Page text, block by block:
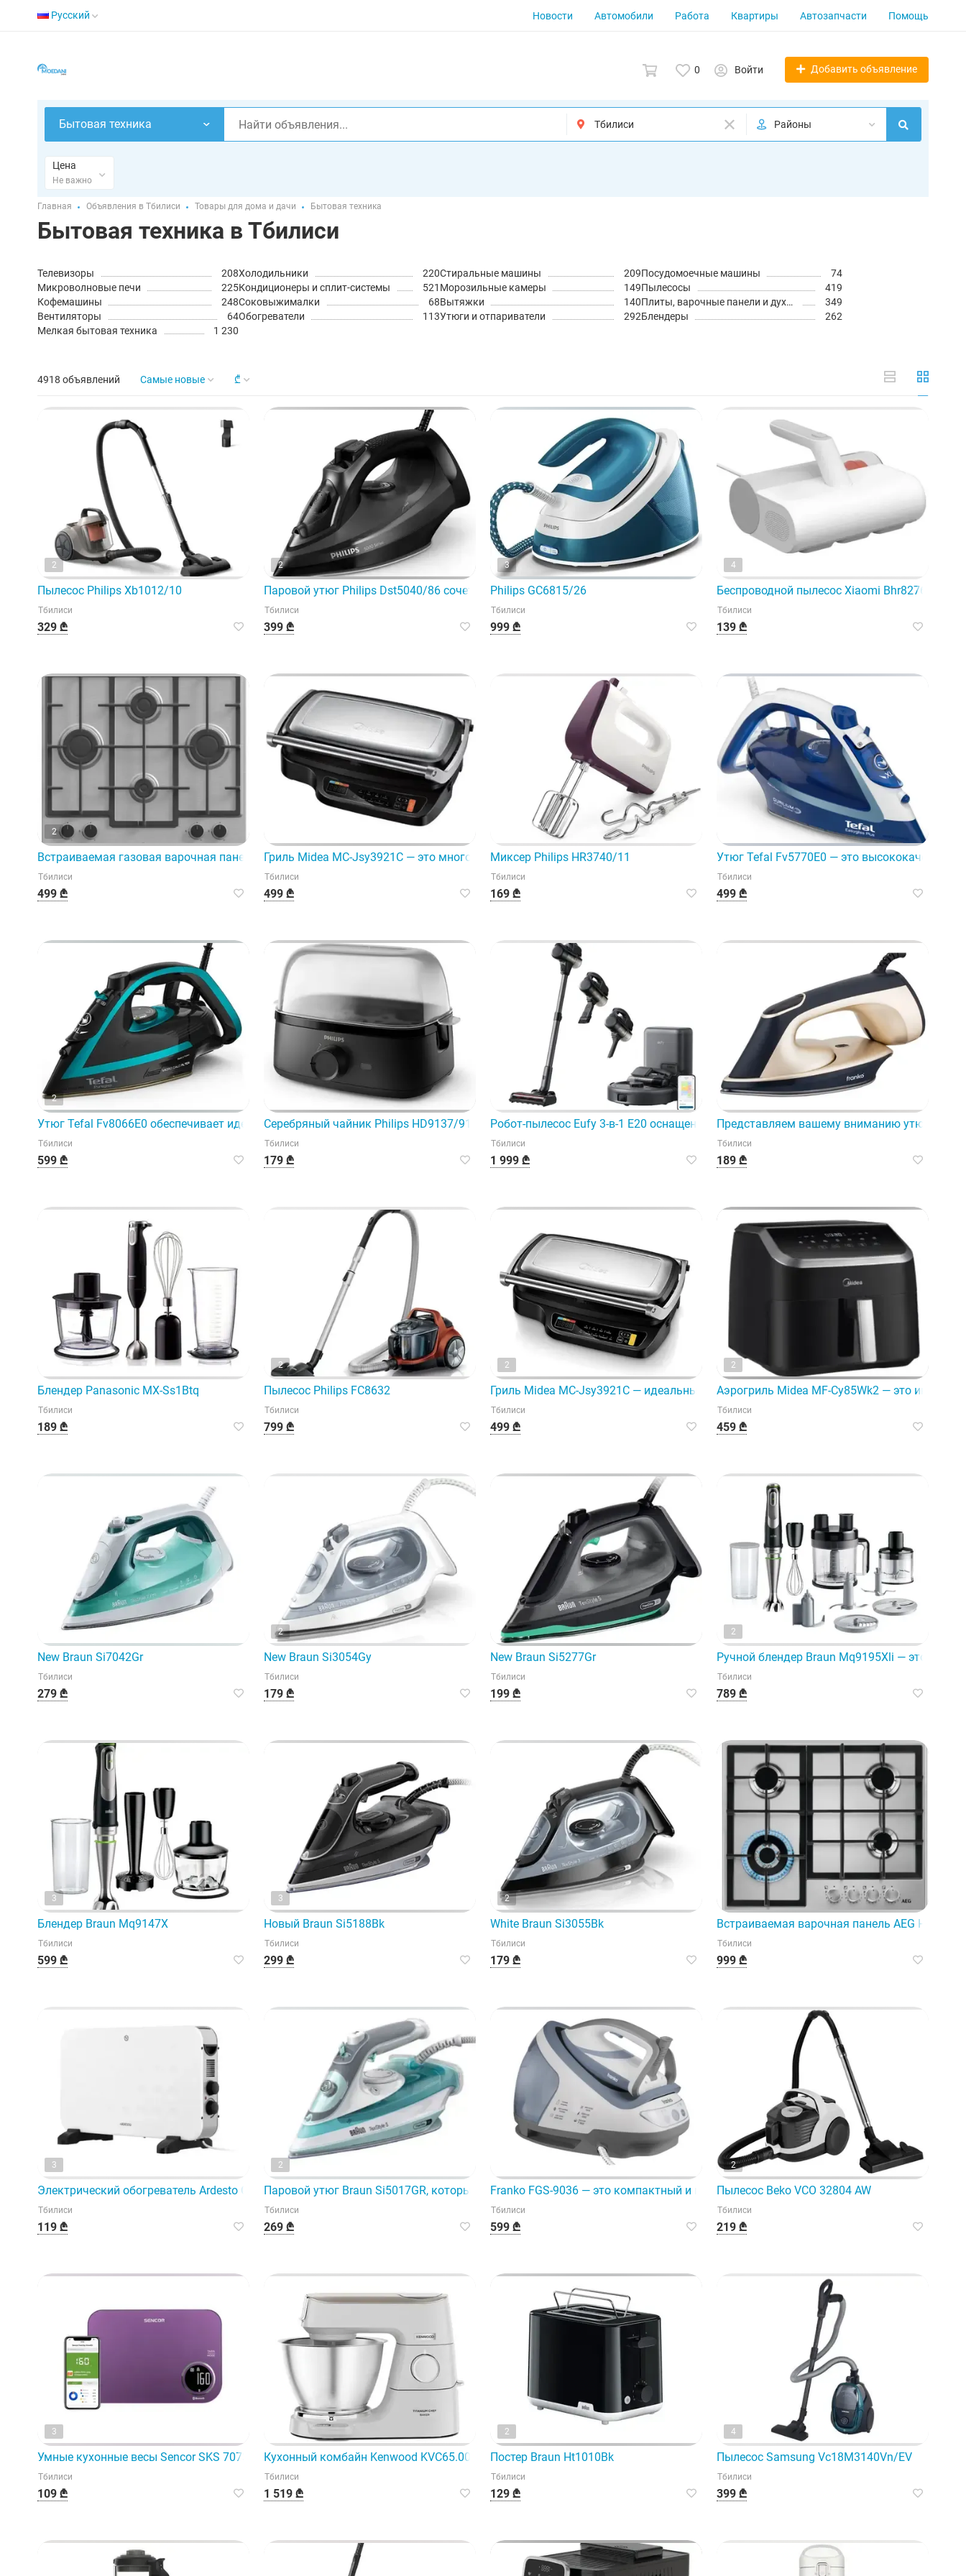
Русский Новости Автомобили Работа Квартиры Автозапчасти Помощь
0 Войти Добавить объявление
Бытовая техника Районы
Цена
Не важно
Главная Объявления в Тбилиси Товары для дома и дачи Бытовая техника
Бытовая техника в Тбилиси
Телевизоры 208Холодильники 220Стиральные машины 209Посудомоечные машины
74
Микроволновые печи
225Кондиционеры и сплит-системы 521 Морозильные камеры 149Пылесосы
419
Кофемашины
248Соковыжималки 68Вытяжки 140 Плиты, варочные панели и духовые шкафы
349
Вентиляторы
64Обогреватели 113Утюги и отпариватели 292Блендеры
262
Мелкая бытовая техника
1 230
4918 объявлений Самые новые ₾
2
Пылесос Philips Xb1012/10
Тбилиси
329 ₾
2
Паровой утюг Philips Dst5040/86 сочетает в себе мощность и долговечность для достижения безупречных результатов.
Тбилиси
399 ₾
3
Philips GC6815/26
Тбилиси
999 ₾
4
Беспроводной пылесос Xiaomi Bhr8276Eu,
Тбилиси
139 ₾
2
Встраиваемая газовая варочная панель Millen Mh4Xr
Тбилиси
499 ₾
Гриль Midea MC-Jsy3921C — это многофункциональное и высокоэффективное устройство.
Тбилиси
499 ₾
Миксер Philips HR3740/11
Тбилиси
169 ₾
Утюг Tefal Fv5770E0 — это
Тбилиси
499 ₾
2
Утюг Tefal Fv8066E0 обеспечивает идеальный уход за одеждой благодаря инновационным технологиям Tefal.
Тбилиси
599 ₾
Серебряный чайник Philips HD9137/91
Тбилиси
179 ₾
Робот-пылесос Eufy 3-в-1 E20 оснащен современными технологиями Intel.
Тбилиси
1 999 ₾
Представляем вашему вниманию утюг
Тбилиси
189 ₾
Блендер Panasonic MX-Ss1Btq
Тбилиси
189 ₾
2
Пылесос Philips FC8632
Тбилиси
799 ₾
2
Гриль Midea MC-Jsy3921C — идеальный вариант для тех, кто любит готовить вкусные
Тбилиси
499 ₾
2
Аэрогриль Midea MF-Cy85Wk2 — это
Тбилиси
459 ₾
New Braun Si7042Gr
Тбилиси
279 ₾
2
New Braun Si3054Gy
Тбилиси
179 ₾
New Braun Si5277Gr
Тбилиси
199 ₾
2
Ручной блендер Braun Mq9195Xli — это
Тбилиси
789 ₾
3
Блендер Braun Mq9147X
Тбилиси
599 ₾
3
Новый Braun Si5188Bk
Тбилиси
299 ₾
2
White Braun Si3055Bk
Тбилиси
179 ₾
Встраиваемая варочная панель AEG
Тбилиси
999 ₾
3
Электрический обогреватель Ardesto CHH-2000Mwc
Тбилиси
119 ₾
2
Паровой утюг Braun Si5017GR, который выделяется своими инновационными технологиями и высочайшим качеством.
Тбилиси
269 ₾
Franko FGS-9036 — это компактный и многофункциональный парогенератор.
Тбилиси
599 ₾
2
Пылесос Beko VCO 32804 AW
Тбилиси
219 ₾
3
Умные кухонные весы Sencor SKS 7073Vt
Тбилиси
109 ₾
Кухонный комбайн Kenwood KVC65.001Wh
Тбилиси
1 519 ₾
2
Постер Braun Ht1010Bk
Тбилиси
129 ₾
4
Пылесос Samsung Vc18M3140Vn/EV
Тбилиси
399 ₾